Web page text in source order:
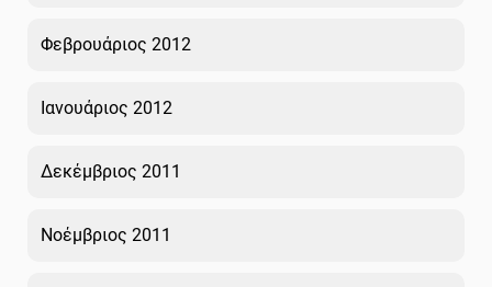
Φεβρουάριος 2012
Ιανουάριος 2012
Δεκέμβριος 2011
Νοέμβριος 2011